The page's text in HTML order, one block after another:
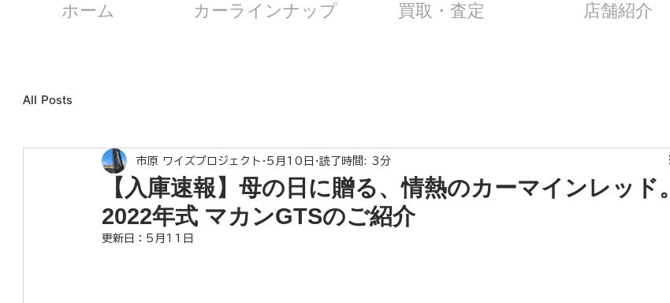
ホーム カーラインナップ 買取・査定 店舗紹介
All Posts
​【入庫速報】母の日に贈る、情熱のカーマインレッド。
2022年式 マカンGTSのご紹介
市原 ワイズプロジェクト 5月10日 読了時間: 3分
更新日： 5月11日